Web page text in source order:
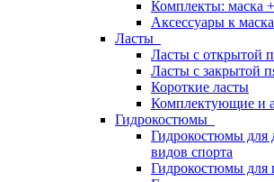
Комплекты: маска
Аксессуары к
Ласты
Ласты с открытой
Ласты с закрытой
Короткие ласты
Комплектующие и
Гидрокостюмы
Гидрокостюмы для
видов спорта
Гидрокостюмы для